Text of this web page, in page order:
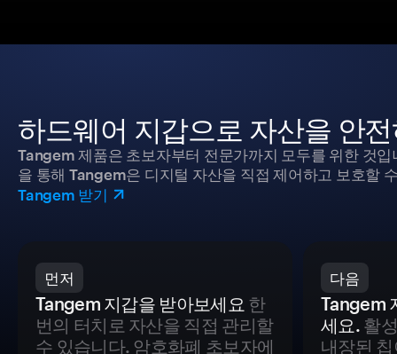
하드웨어 지갑으로 자산을 안
Tangem 제품은 초보자부터 전문가까지 모두를 위한 것
을 통해 Tangem은 디지털 자산을 직접 제어하고 보호할
Tangem 받기
먼저
Tangem 지갑을 받아보세요 한
번의 터치로 자산을 직접 관리할
수 있습니다. 암호화폐 초보자에
다음
Tangem
세요.활
내장된